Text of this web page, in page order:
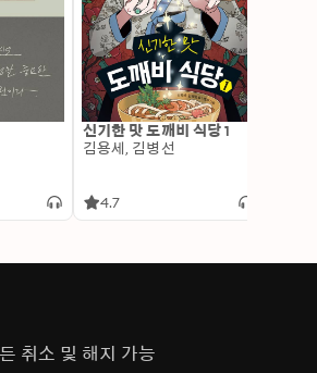
경험을 갖고 있다.출판사 서평:
도 세 명이 제2차 세계대전을
른 한 명은 런던 지하철의 공습
얼마나 열심히 활약했는지 직
란트까지 했는데 일정이 꼬였
던 일인지도 모릅니다. 시간
여서 역사의 인과관계에 변
어 볼까요. 1940년대를 방문
입니다. 그 아이에게 약을 몰
다….코니 윌리스의 옥스퍼드
규칙이 있고 과거의 역사에
때문이죠. 설정에 흠잡을 데
시리즈’는 일종의 보증수표입
신기한 맛 도깨비 식당 1
김용세, 김병선
4.7
취소 및 해지 가능